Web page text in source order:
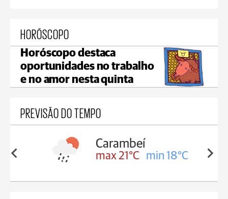
HORÓSCOPO
Horóscopo destaca
oportunidades no trabalho
e no amor nesta quinta
PREVISÃO DO TEMPO
18°C
Jaguariaíva
max 22°C min 19°C